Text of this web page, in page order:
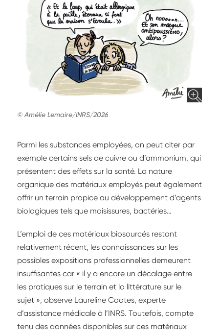
© Amélie Lemaire/INRS/2026
Parmi les substances employées, on peut citer par
exemple certains sels de cuivre ou d’ammonium, qui
présentent des effets sur la santé. La nature
organique des matériaux employés peut également
offrir un terrain propice au développement d’agents
biologiques tels que moisissures, bactéries…
L’emploi de ces matériaux biosourcés restant
relativement récent, les connaissances sur les
possibles expositions professionnelles demeurent
insuffisantes car « il y a encore un décalage entre
les pratiques sur le terrain et la littérature sur le
sujet », observe Laureline Coates, experte
d’assistance médicale à l’INRS. Toutefois, compte
tenu des données disponibles sur ces matériaux